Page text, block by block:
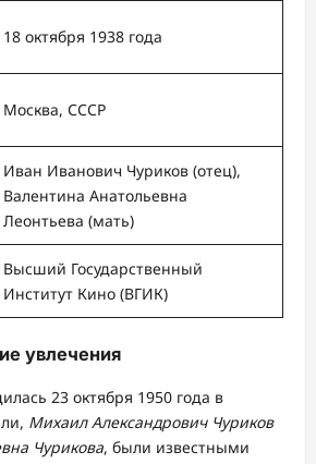
18 октября 1938 года
Москва, СССР
Иван Иванович Чуриков (отец),
Валентина Анатольевна
Леонтьева (мать)
Высший Государственный
Институт Кино (ВГИК)
увлечения
23 октября 1950 года в
Михаил Александрович Чуриков
Чурикова, были известными